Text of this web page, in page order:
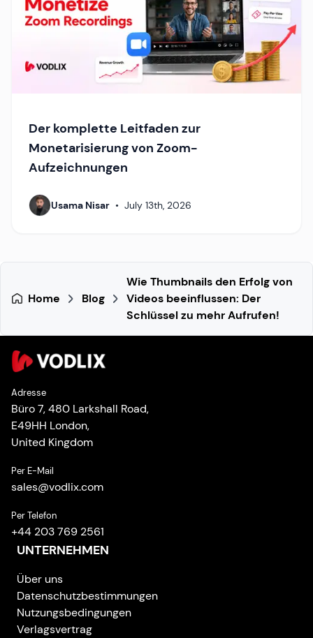
Der komplette Leitfaden zur
Monetarisierung von Zoom-
Aufzeichnungen
Usama Nisar • July 13th, 2026
Home Blog
Wie Thumbnails den Erfolg von
Videos beeinflussen: Der
Schlüssel zu mehr Aufrufen!
Adresse
Büro 7, 480 Larkshall Road,
E49HH London,
United Kingdom
Per E-Mail
sales@vodlix.com
Per Telefon
+44 203 769 2561
UNTERNEHMEN
Über uns
Datenschutzbestimmungen
Nutzungsbedingungen
Verlagsvertrag